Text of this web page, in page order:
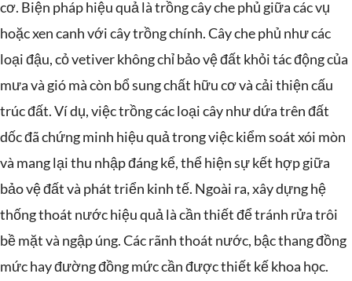
cơ. Biện pháp hiệu quả là trồng cây che phủ giữa các vụ
hoặc xen canh với cây trồng chính. Cây che phủ như các
loại đậu, cỏ vetiver không chỉ bảo vệ đất khỏi tác động của
mưa và gió mà còn bổ sung chất hữu cơ và cải thiện cấu
trúc đất. Ví dụ, việc trồng các loại cây như dứa trên đất
dốc đã chứng minh hiệu quả trong việc kiểm soát xói mòn
và mang lại thu nhập đáng kể, thể hiện sự kết hợp giữa
bảo vệ đất và phát triển kinh tế. Ngoài ra, xây dựng hệ
thống thoát nước hiệu quả là cần thiết để tránh rửa trôi
bề mặt và ngập úng. Các rãnh thoát nước, bậc thang đồng
mức hay đường đồng mức cần được thiết kế khoa học.